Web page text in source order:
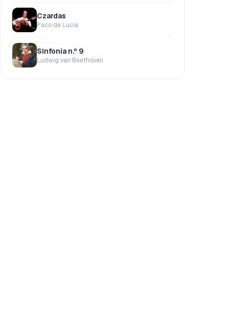
Czardas
Paco de Lucía
Sinfonía n.º 9
Ludwig van Beethoven